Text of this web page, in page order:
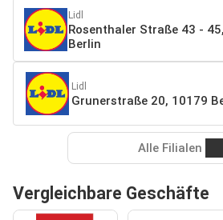
Lidl
Rosenthaler Straße 43 -
Berlin
Lidl
Grunerstraße 20, 10179
Alle Filialen
Vergleichbare Geschäfte